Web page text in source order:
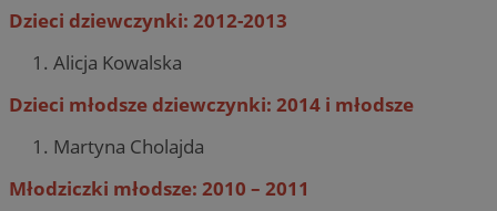
Dzieci dziewczynki: 2012-2013
Alicja Kowalska
Dzieci młodsze dziewczynki: 2014 i młodsze
Martyna Cholajda
Młodziczki młodsze: 2010 – 2011